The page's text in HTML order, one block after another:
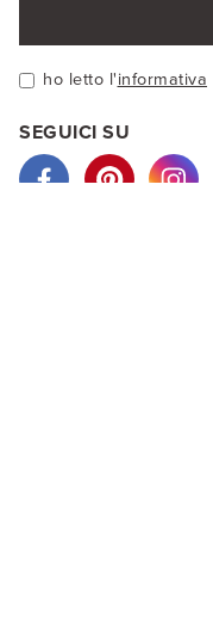
ho letto l'informativa
SEGUICI SU